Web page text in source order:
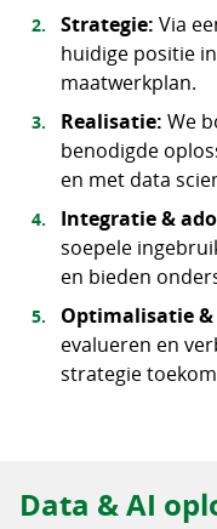
Strategie: Via
huidige positie
maatwerkplan.
Realisatie: We
benodigde
en met data
Integratie &
soepele
en bieden
Optimalisatie
evalueren en
strategie
Data & AI